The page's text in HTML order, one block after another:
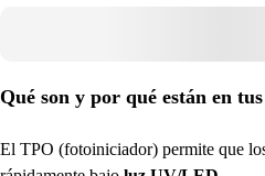
Qué son y por qué están en
El TPO (fotoiniciador) permite que